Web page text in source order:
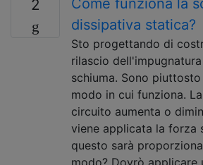
2
Come funziona la
dissipativa statica?
Sto progettando di
rilascio
schiuma. Sono
modo in cui funziona.
circuito aumenta o
viene applicata la forza
questo sarà
modo? Dovrò applicare